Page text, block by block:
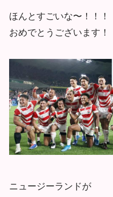
ほんとすごいな〜！！！
おめでとうございます！
ニュージーランドが